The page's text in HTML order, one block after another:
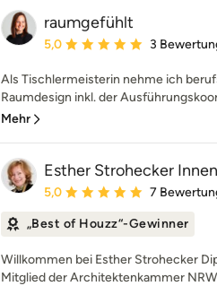
raumgefühlt
Durchschnittliche Bewertung:
5,0 3
Als Tischlermeisterin nehme ich
Raumdesign inkl. der
Mehr
Esther Strohecker
Durchschnittliche Bewertung:
5,0 7
„Best of Houzz“-Gewinner
Willkommen bei Esther Strohecker
Mitglied der Architektenkammer